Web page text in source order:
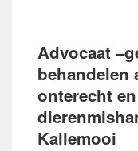
Advocaat
behandelen
onterecht
Kallemooi